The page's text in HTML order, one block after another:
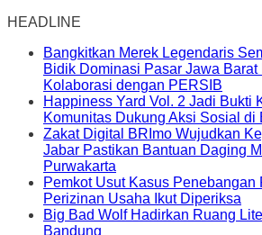
HEADLINE
Bangkitkan Merek Legendaris
Bidik Dominasi Pasar Jawa
Kolaborasi dengan PERSIB
Happiness Yard Vol. 2 Jadi Bukti
Komunitas Dukung Aksi Sosial di
Zakat Digital BRImo Wujudkan
Jabar Pastikan Bantuan Daging
Purwakarta
Pemkot Usut Kasus Penebangan
Perizinan Usaha Ikut Diperiksa
Big Bad Wolf Hadirkan Ruang
Bandung